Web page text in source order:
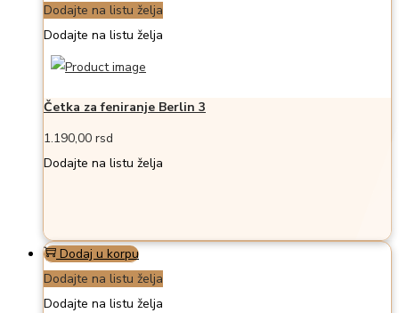
Dodajte na listu želja
Dodajte na listu želja
Četka za feniranje Berlin 3
1.190,00 rsd
Dodajte na listu želja
Dodaj u korpu
Dodajte na listu želja
Dodajte na listu želja